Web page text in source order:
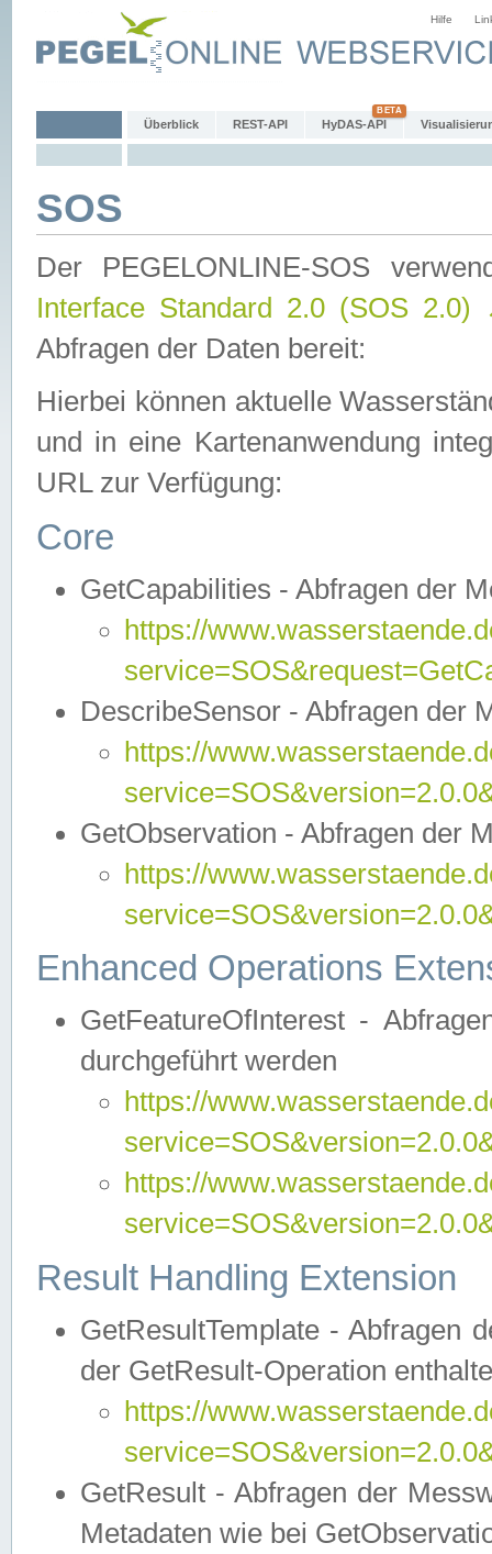
Hilfe
Überblick REST-API HyDAS-API
SOS
Der PEGELONLINE-SOS
Interface Standard 2.0 (SOS 2.0)
Abfragen der Daten bereit:
Hierbei können aktuelle
und in eine Kartenanwendung
URL zur Verfügung:
Core
GetCapabilities - Abfragen der
https://
DescribeSensor - Abfragen der
https://
GetObservation - Abfragen der
https://
Enhanced Operations
GetFeatureOfInterest -
durchgeführt werden
https://
https://
Result Handling Extension
GetResultTemplate - Abfragen
der GetResult-Operation
https://
GetResult - Abfragen der
Metadaten wie bei